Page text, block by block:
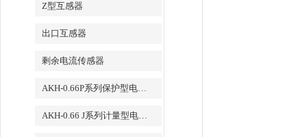
Z型互感器
出口互感器
剩余电流传感器
AKH-0.66P系列保护型电流互感器
AKH-0.66 J系列计量型电流互感器